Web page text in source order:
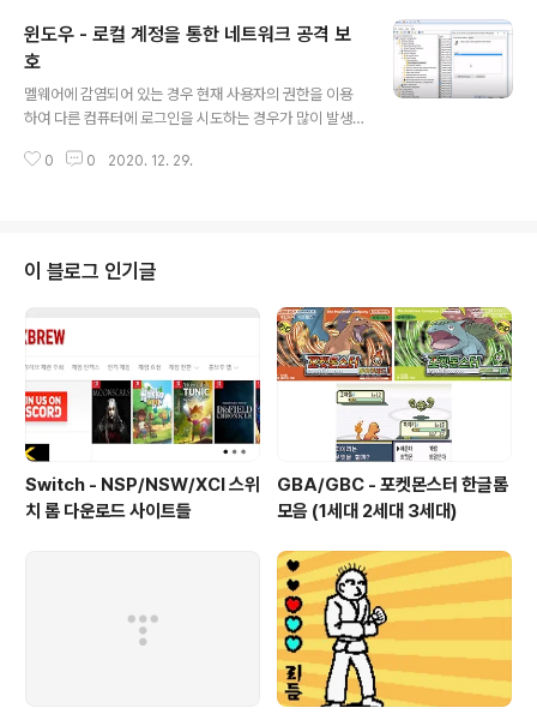
e command’s arguments with a backslash 즉 쉘
모드에서 sudoedit를 -s 또는 -i 실행하는데, 백슬레쉬에
특수기호를 입력함으로써 힙 오버 플로우를 일으켜 Root
권한을 획득하게 된다. 아래 글을 보면 도움이 될 것이다. C
VE-2021-3156: Heap..
윈도우 - 로컬 계정을 통한 네트워크 공격 보
호
멜웨어에 감염되어 있는 경우 현재 사용자의 권한을 이용
하여 다른 컴퓨터에 로그인을 시도하는 경우가 많이 발생
의 경우라면 다른 컴퓨터 역시 공격을 성공하게 된다. 이러
서는 로그인을 거부하게 된다. 만약 로컬 계정이라는 그룹
을 선택한다면, 모든 로컬 계정에 대해서 거부하므로, 네트
워크 공격에 보다 효과적이다. gpedit.msc를 시작 -> 실
행을 통해 실행한 후 아래 메뉴를 찾아서 로컬 계정에 대한
네트워크 로그인 설정을 거부하도록 하자. 컴퓨터구성 ->
Windows 설정 -> 보..
0 0 2020. 12. 29.
이 블로그 인기글
Switch - NSP/NSW/XCI 스위
치 롬 다운로드 사이트들
GBA/GBC - 포켓몬스터 한글롬
모음 (1세대 2세대 3세대)